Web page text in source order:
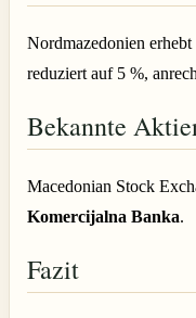
Nordmazedonien
reduziert auf 5 %,
Bekannte
Macedonian Stock
Komercijalna Banka.
Fazit